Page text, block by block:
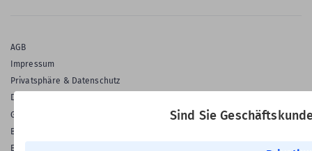
Sind Sie
AGB
Impressum
Privatsphäre & Datenschutz
Datenschutz-Einstellungen
Gewährleistung
Barrierefreiheitserklärung
English Language